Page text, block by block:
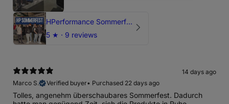
HPerformance Sommerfest 2026
5 ★ · 9 reviews
14 days ago
Marco S.
Verified buyer• Purchased 22 days ago
Tolles, angenehm überschaubares Sommerfest. Dadurch